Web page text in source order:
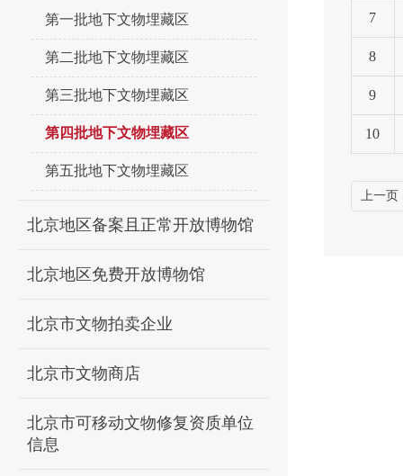
第一批地下文物埋藏区
第二批地下文物埋藏区
第三批地下文物埋藏区
第四批地下文物埋藏区
第五批地下文物埋藏区
北京地区备案且正常开放博物馆
北京地区免费开放博物馆
北京市文物拍卖企业
北京市文物商店
北京市可移动文物修复资质单位
信息
7
8
9
10
上一页